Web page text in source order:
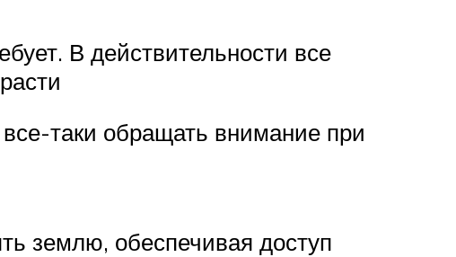
В действительности все
таки обращать внимание при
землю, обеспечивая доступ